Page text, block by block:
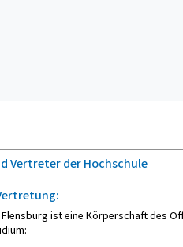
Vertreter der Hochschule
Flensburg ist eine Körperschaft des